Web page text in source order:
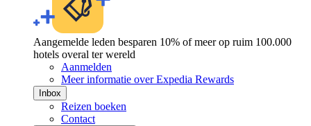
Aangemelde leden besparen 10% of meer op ruim 100.000
hotels overal ter wereld
Aanmelden
Meer informatie over Expedia Rewards
Inbox
Reizen boeken
Contact